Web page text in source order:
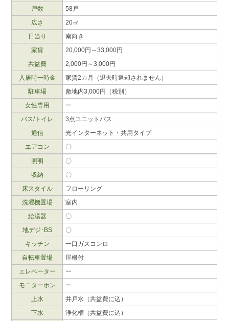
戸数
58戸
広さ
20㎡
日当り
南向き
家賃
20,000円～33,000円
共益費
2,000円～3,000円
入居時一時金
家賃2カ月（退去時返却されません）
駐車場
敷地内3,000円（税別）
女性専用
ー
バス/トイレ
3点ユニットバス
通信
光インターネット・共用タイプ
エアコン
〇
照明
〇
収納
〇
床スタイル
フローリング
洗濯機置場
室内
給湯器
〇
地デジ･BS
〇
キッチン
一口ガスコンロ
自転車置場
屋根付
エレベーター
ー
モニターホン
ー
上水
井戸水（共益費に込）
下水
浄化槽（共益費に込）